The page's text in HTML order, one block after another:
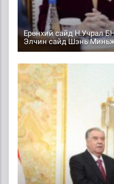
Ерөнхий сайд Н.Учрал
Элчин сайд Шэнь